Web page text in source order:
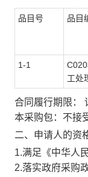
品目号 品目
1-1
工处
合同履行期限：
本采购包：不接
二、申请人的资
1.满足《中华人
2.落实政府采购